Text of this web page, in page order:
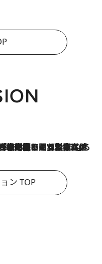
てられない…」「サーチャージ料の高値が続いている」ホルムズ海峡封鎖による影響はいつまで続く？《エネルギー専門家に聞く“どうなる日本の暮らし”》
ン TOP